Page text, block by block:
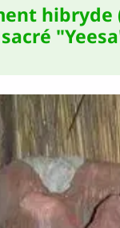
hibryde
sacré